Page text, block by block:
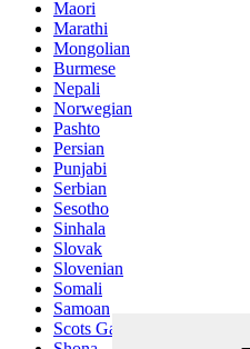
Maori
Marathi
Mongolian
Burmese
Nepali
Norwegian
Pashto
Persian
Punjabi
Serbian
Sesotho
Sinhala
Slovak
Slovenian
Somali
Samoan
Scots Gaelic